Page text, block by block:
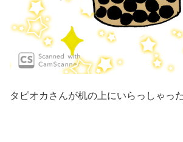
タピオカさんが机の上にいらっしゃった